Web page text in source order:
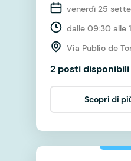
venerdì 25
dalle 09:30 alle
Via Publio de
2 posti disponibili
Scopri di